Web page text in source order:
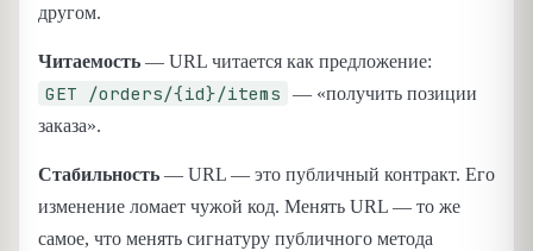
другом.
Читаемость — URL читается как предложение:
GET /orders/{id}/items
— «получить позиции
заказа».
Стабильность — URL — это публичный контракт. Его
изменение ломает чужой код. Менять URL — то же
самое, что менять сигнатуру публичного метода